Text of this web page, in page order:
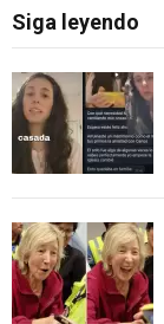
Siga leyendo